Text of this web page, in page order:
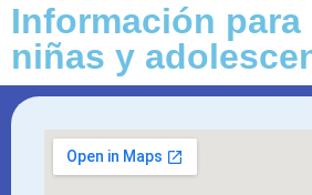
Información para
niñas y